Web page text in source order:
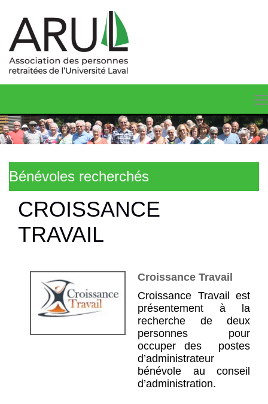
Bénévoles recherchés
CROISSANCE
TRAVAIL
Croissance Travail
Croissance Travail est
présentement à la
recherche de deux
personnes pour
occuper des postes
d’administrateur
bénévole au conseil
d’administration.